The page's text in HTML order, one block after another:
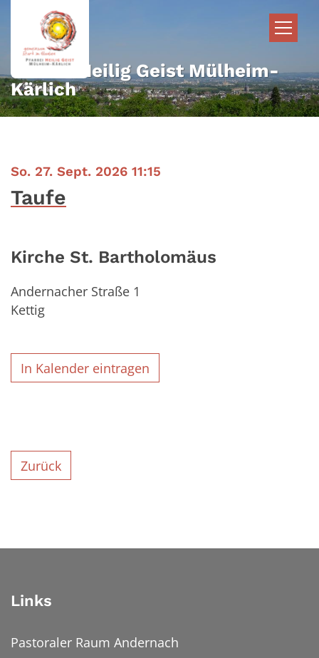
Zum Inhalt springen
Pfarrei Heilig Geist Mülheim-
Kärlich
So. 27. Sept. 2026 11:15
Taufe
Kirche St. Bartholomäus
Andernacher Straße 1
Kettig
In Kalender eintragen
Zurück
Links
Pastoraler Raum Andernach